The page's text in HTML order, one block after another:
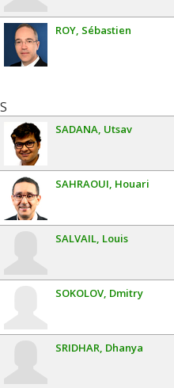
ROY Sébastien
S
SADANA Utsav
SAHRAOUI Houari
SALVAIL Louis
SOKOLOV Dmitry
SRIDHAR Dhanya